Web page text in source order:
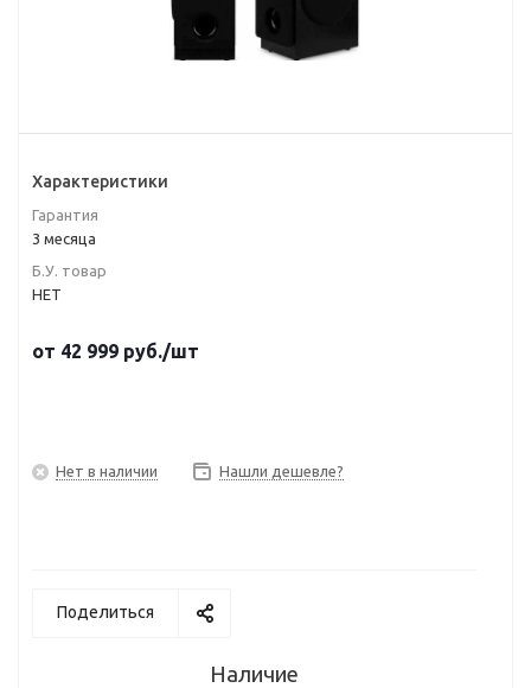
Характеристики
Гарантия
3 месяца
Б.У. товар
НЕТ
от 42 999 руб./шт
Нет в наличии Нашли дешевле?
Поделиться
Наличие